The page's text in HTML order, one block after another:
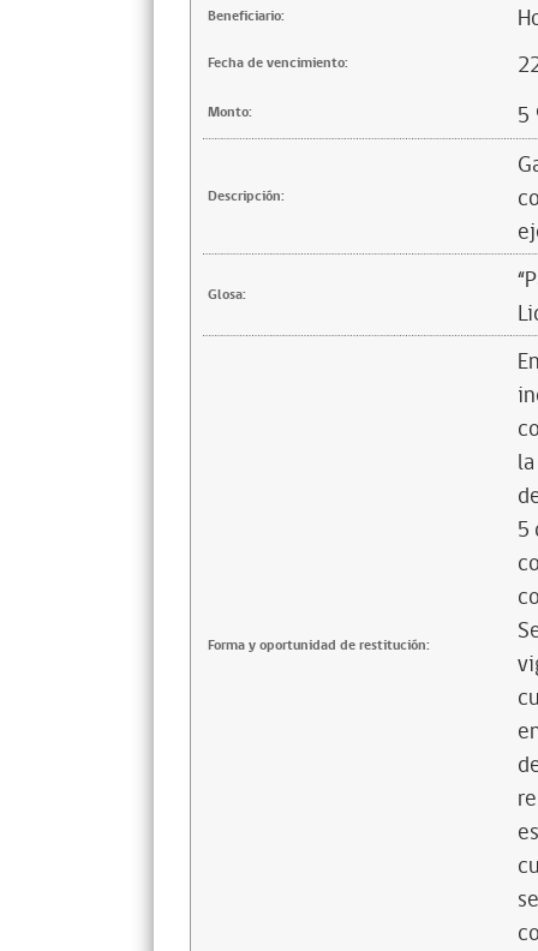
Beneficiario:
Fecha de vencimiento:
Monto: 5
Descripción:
Glosa:
Forma y oportunidad de restitución:
5